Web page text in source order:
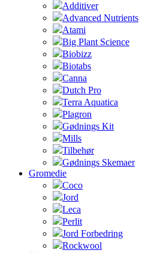
Additiver
Advanced Nutrients
Atami
Big Plant Science
Biobizz
Biotabs
Canna
Dutch Pro
Terra Aquatica
Plagron
Gødnings Kit
Mills
Tilbehør
Gødnings Skemaer
Gromedie
Coco
Jord
Leca
Perlit
Jord Forbedring
Rockwool